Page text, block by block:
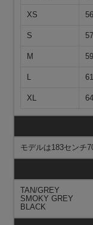
XS
S
M
XL
モデルは183センチ
TAN/GREY
SMOKY GREY
BLACK